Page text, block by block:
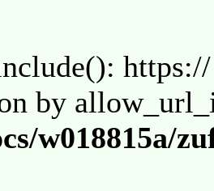
by
w018815a/